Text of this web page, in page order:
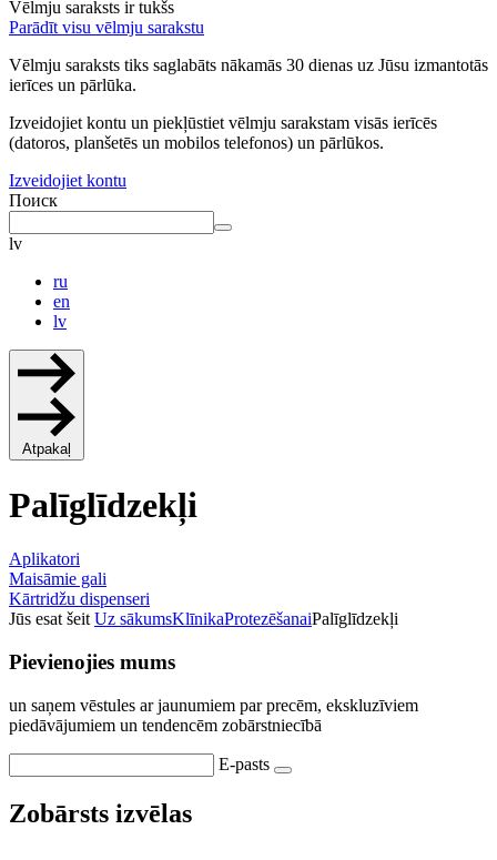
Vēlmju saraksts ir tukšs
Parādīt visu vēlmju sarakstu
Vēlmju saraksts tiks saglabāts nākamās 30 dienas uz Jūsu izmantotās
ierīces un pārlūka.
Izveidojiet kontu un piekļūstiet vēlmju sarakstam visās ierīcēs
(datoros, planšetēs un mobilos telefonos) un pārlūkos.
Izveidojiet kontu
Поиск
lv
ru
en
lv
Atpakaļ
Palīglīdzekļi
Aplikatori
Maisāmie gali
Kārtridžu dispenseri
Jūs esat šeit Uz sākumsKlīnikaProtezēšanaiPalīglīdzekļi
Pievienojies mums
un saņem vēstules ar jaunumiem par precēm, ekskluzīviem
piedāvājumiem un tendencēm zobārstniecībā
E-pasts
Zobārsts izvēlas